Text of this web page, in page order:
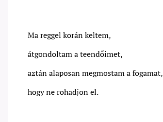
Ma reggel korán keltem,
átgondoltam a teendőimet,
aztán alaposan megmostam a fogamat,
hogy ne rohadjon el.